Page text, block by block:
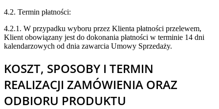
4.2. Termin płatności:
4.2.1. W przypadku wyboru przez Klienta płatności przelewem,
Klient obowiązany jest do dokonania płatności w terminie 14 dni
kalendarzowych od dnia zawarcia Umowy Sprzedaży.
KOSZT, SPOSOBY I TERMIN
REALIZACJI ZAMÓWIENIA ORAZ
ODBIORU PRODUKTU